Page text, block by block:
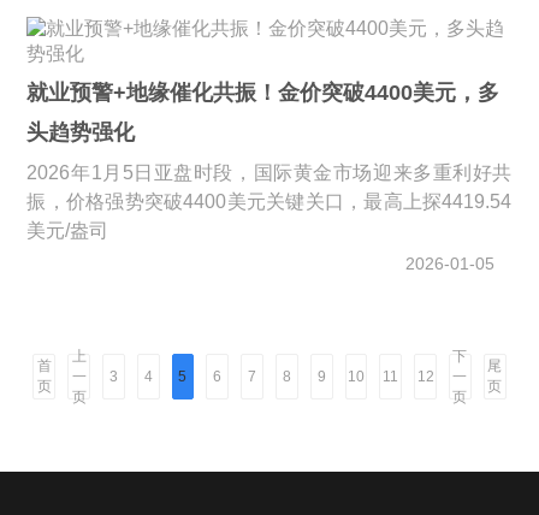
就业预警+地缘催化共振！金价突破4400美元，多
头趋势强化
2026年1月5日亚盘时段，国际黄金市场迎来多重利好共
振，价格强势突破4400美元关键关口，最高上探4419.54
美元/盎司
2026-01-05
首
页
上
一
页
3 4 5 6 7 8 9 10 11 12
下
一
页
尾
页